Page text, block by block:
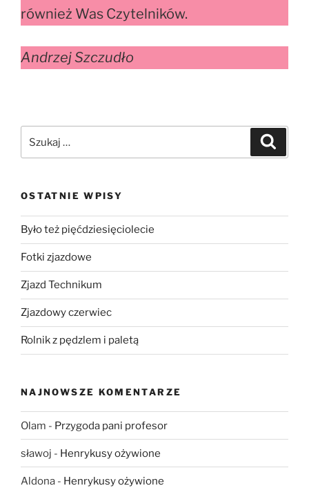
również Was Czytelników.
Andrzej Szczudło
OSTATNIE WPISY
Było też pięćdziesięciolecie
Fotki zjazdowe
Zjazd Technikum
Zjazdowy czerwiec
Rolnik z pędzlem i paletą
NAJNOWSZE KOMENTARZE
Olam - Przygoda pani profesor
sławoj - Henrykusy ożywione
Aldona - Henrykusy ożywione